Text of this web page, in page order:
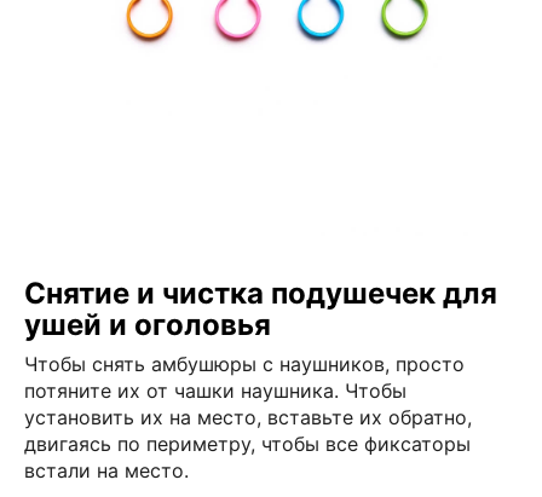
Снятие и чистка подушечек для
ушей и оголовья
Чтобы снять амбушюры с наушников, просто
потяните их от чашки наушника. Чтобы
установить их на место, вставьте их обратно,
двигаясь по периметру, чтобы все фиксаторы
встали на место.